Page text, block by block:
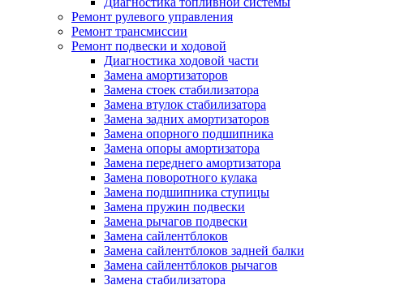
Ремонт рулевого управления
Ремонт трансмиссии
Ремонт подвески и ходовой
Диагностика ходовой части
Замена амортизаторов
Замена стоек стабилизатора
Замена втулок стабилизатора
Замена задних амортизаторов
Замена опорного подшипника
Замена опоры амортизатора
Замена переднего амортизатора
Замена поворотного кулака
Замена подшипника ступицы
Замена пружин подвески
Замена рычагов подвески
Замена сайлентблоков
Замена сайлентблоков задней балки
Замена сайлентблоков рычагов
Замена стабилизатора